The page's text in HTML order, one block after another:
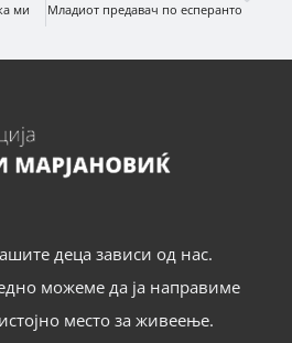
ми Младиот предавач по есперанто
деца зависи од нас.
можеме да ја направиме
место за живеење.